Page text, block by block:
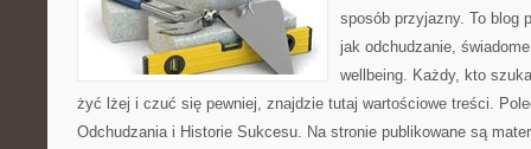
sposób przyjazny. To blog
jak odchudzanie,
wellbeing. Każdy, kto
żyć lżej i czuć się pewniej, znajdzie tutaj wartościowe treści.
Odchudzania i Historie Sukcesu. Na stronie publikowane są